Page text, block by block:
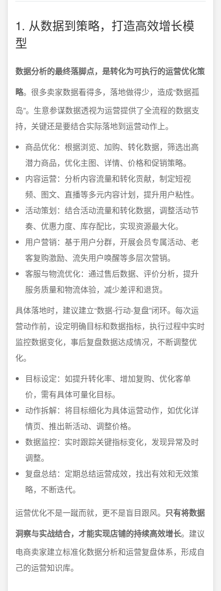
1. 从数据到策略，打造高效增长模
型
数据分析的最终落脚点，是转化为可执行的运营优化策
略。很多卖家数据看得多，落地做得少，造成“数据孤
岛”。生意参谋数据透视为运营提供了全流程的数据支
持，关键还是要结合实际落地到运营动作上。
商品优化：根据浏览、加购、转化数据，筛选出高
潜力商品，优化主图、详情、价格和促销策略。
内容运营：分析内容流量和转化贡献，制定短视
频、图文、直播等多元内容计划，提升用户粘性。
活动策划：结合活动流量和转化数据，调整活动节
奏、优惠力度、库存配比，实现资源最大化。
用户营销：基于用户分群，开展会员专属活动、老
客复购激励、流失用户唤醒等多层次营销。
客服与物流优化：通过售后数据、评价分析，提升
服务质量和物流体验，减少差评和退货。
具体落地时，建议建立“数据-行动-复盘”闭环。每次运
营动作前，设定明确目标和数据指标，执行过程中实时
监控数据变化，事后复盘数据达成情况，不断调整优
化。
目标设定：如提升转化率、增加复购、优化客单
价，需有具体可量化目标。
动作拆解：将目标细化为具体运营动作，如优化详
情页、推出新活动、调整价格。
数据监控：实时跟踪关键指标变化，发现异常及时
调整。
复盘总结：定期总结运营成效，找出有效和无效策
略，不断迭代。
运营优化不是一蹴而就，更不是盲目跟风。 只有将数据
洞察与实战结合，才能实现店铺的持续高效增长。建议
电商卖家建立标准化数据分析和运营复盘体系，形成自
己的运营知识库。